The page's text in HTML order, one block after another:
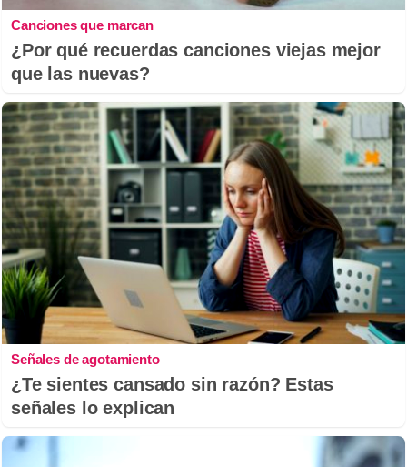
Canciones que marcan
¿Por qué recuerdas canciones viejas mejor
que las nuevas?
Señales de agotamiento
¿Te sientes cansado sin razón? Estas
señales lo explican